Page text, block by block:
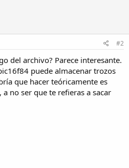
#2
del archivo? Parece interesante.
puede almacenar trozos
que hacer teóricamente es
a no ser que te refieras a sacar